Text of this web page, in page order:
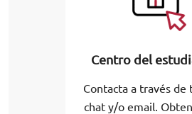
Centro del
Contacta a través de
chat y/o email.